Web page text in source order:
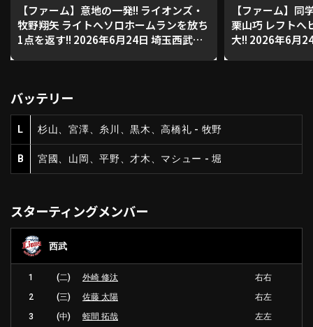
利用規約 プライバシーポリシー
運営会社（別ウィンドウで開く） よくある質問
動画を検索（選手・チーム・プレー内容…）
【ファーム】意地の一発!! ライオンズ・
牧野翔矢 ライトへソロホームランを放ち
1点を返す!! 2026年6月24日 埼玉西武ラ
【ファーム】同
栗山巧 レフトへ
大!! 2026年6月
バッテリー
L 杉山、宮澤、糸川、黒木、高橋礼 - 牧野
B 宮國、山岡、平野、才木、マシュー - 堀
スターティングメンバー
西武
1 (二) 外崎 修汰
右右
2
(三) 佐藤 太陽
右左
3
(中) 蛭間 拓哉
左左